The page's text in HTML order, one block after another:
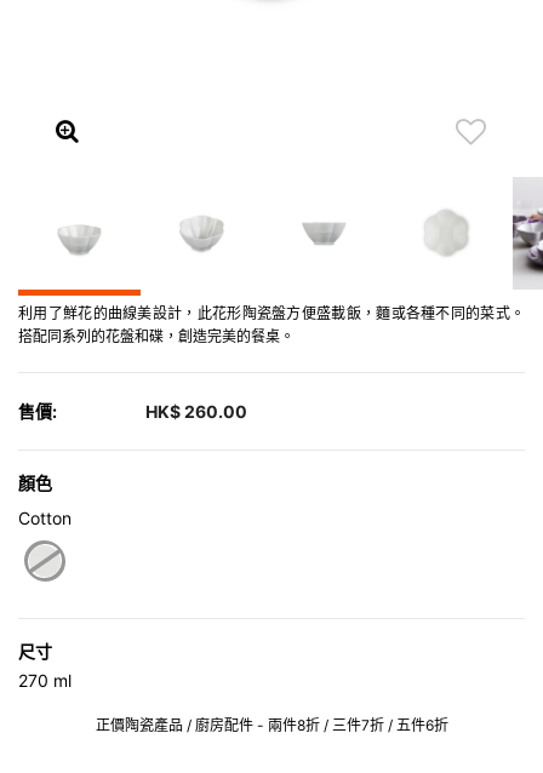
利用了鮮花的曲線美設計，此花形陶瓷盤方便盛載飯，麵或各種不同的菜式。
搭配同系列的花盤和碟，創造完美的餐桌。
售價: HK$ 260.00
顏色
Cotton
尺寸
270 ml
正價陶瓷產品 / 廚房配件 - 兩件8折 / 三件7折 / 五件6折